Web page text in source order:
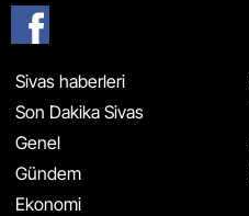
Sivas haberleri
Son Dakika Sivas
Genel
Gündem
Ekonomi